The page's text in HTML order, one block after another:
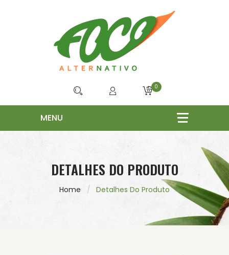
0
DETALHES DO PRODUTO
Home Detalhes Do Produto